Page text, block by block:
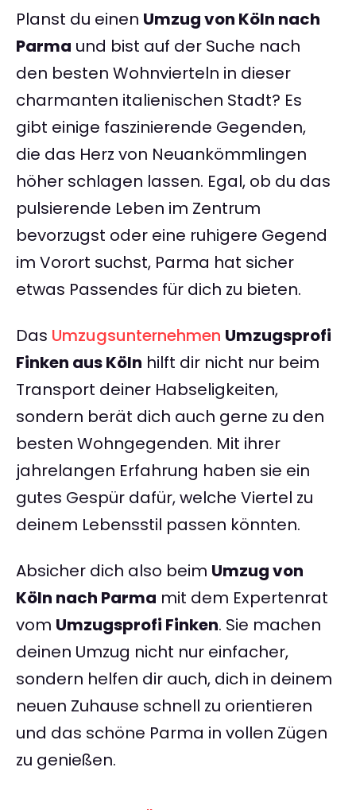
Planst du einen Umzug von Köln nach
Parma und bist auf der Suche nach
den besten Wohnvierteln in dieser
charmanten italienischen Stadt? Es
gibt einige faszinierende Gegenden,
die das Herz von Neuankömmlingen
höher schlagen lassen. Egal, ob du das
pulsierende Leben im Zentrum
bevorzugst oder eine ruhigere Gegend
im Vorort suchst, Parma hat sicher
etwas Passendes für dich zu bieten.
Das Umzugsunternehmen Umzugsprofi
Finken aus Köln hilft dir nicht nur beim
Transport deiner Habseligkeiten,
sondern berät dich auch gerne zu den
besten Wohngegenden. Mit ihrer
jahrelangen Erfahrung haben sie ein
gutes Gespür dafür, welche Viertel zu
deinem Lebensstil passen könnten.
Absicher dich also beim Umzug von
Köln nach Parma mit dem Expertenrat
vom Umzugsprofi Finken. Sie machen
deinen Umzug nicht nur einfacher,
sondern helfen dir auch, dich in deinem
neuen Zuhause schnell zu orientieren
und das schöne Parma in vollen Zügen
zu genießen.